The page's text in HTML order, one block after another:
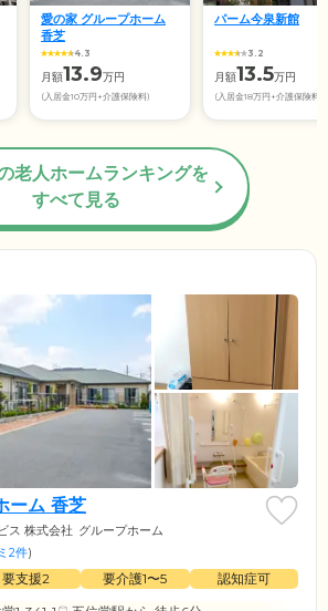
愛の家 グループホーム
香芝
4.3
月額13.9万円
(入居金10万円+介護保険料)
パーム今泉新館
3.2
月額13.5万円
(入居金18万円+介護保険料)
老人ホームランキングを
すべて見る
ーム 香芝
ス 株式会社 グループホーム
2件)
要支援2 要介護1〜5
認知症可